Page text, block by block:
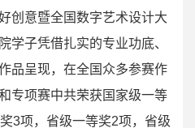
创意暨全国数字艺术设计大
学子凭借扎实的专业功底、
品呈现，在全国众多参赛作
专项赛中共荣获国家级一等
3项，省级一等奖2项，省级